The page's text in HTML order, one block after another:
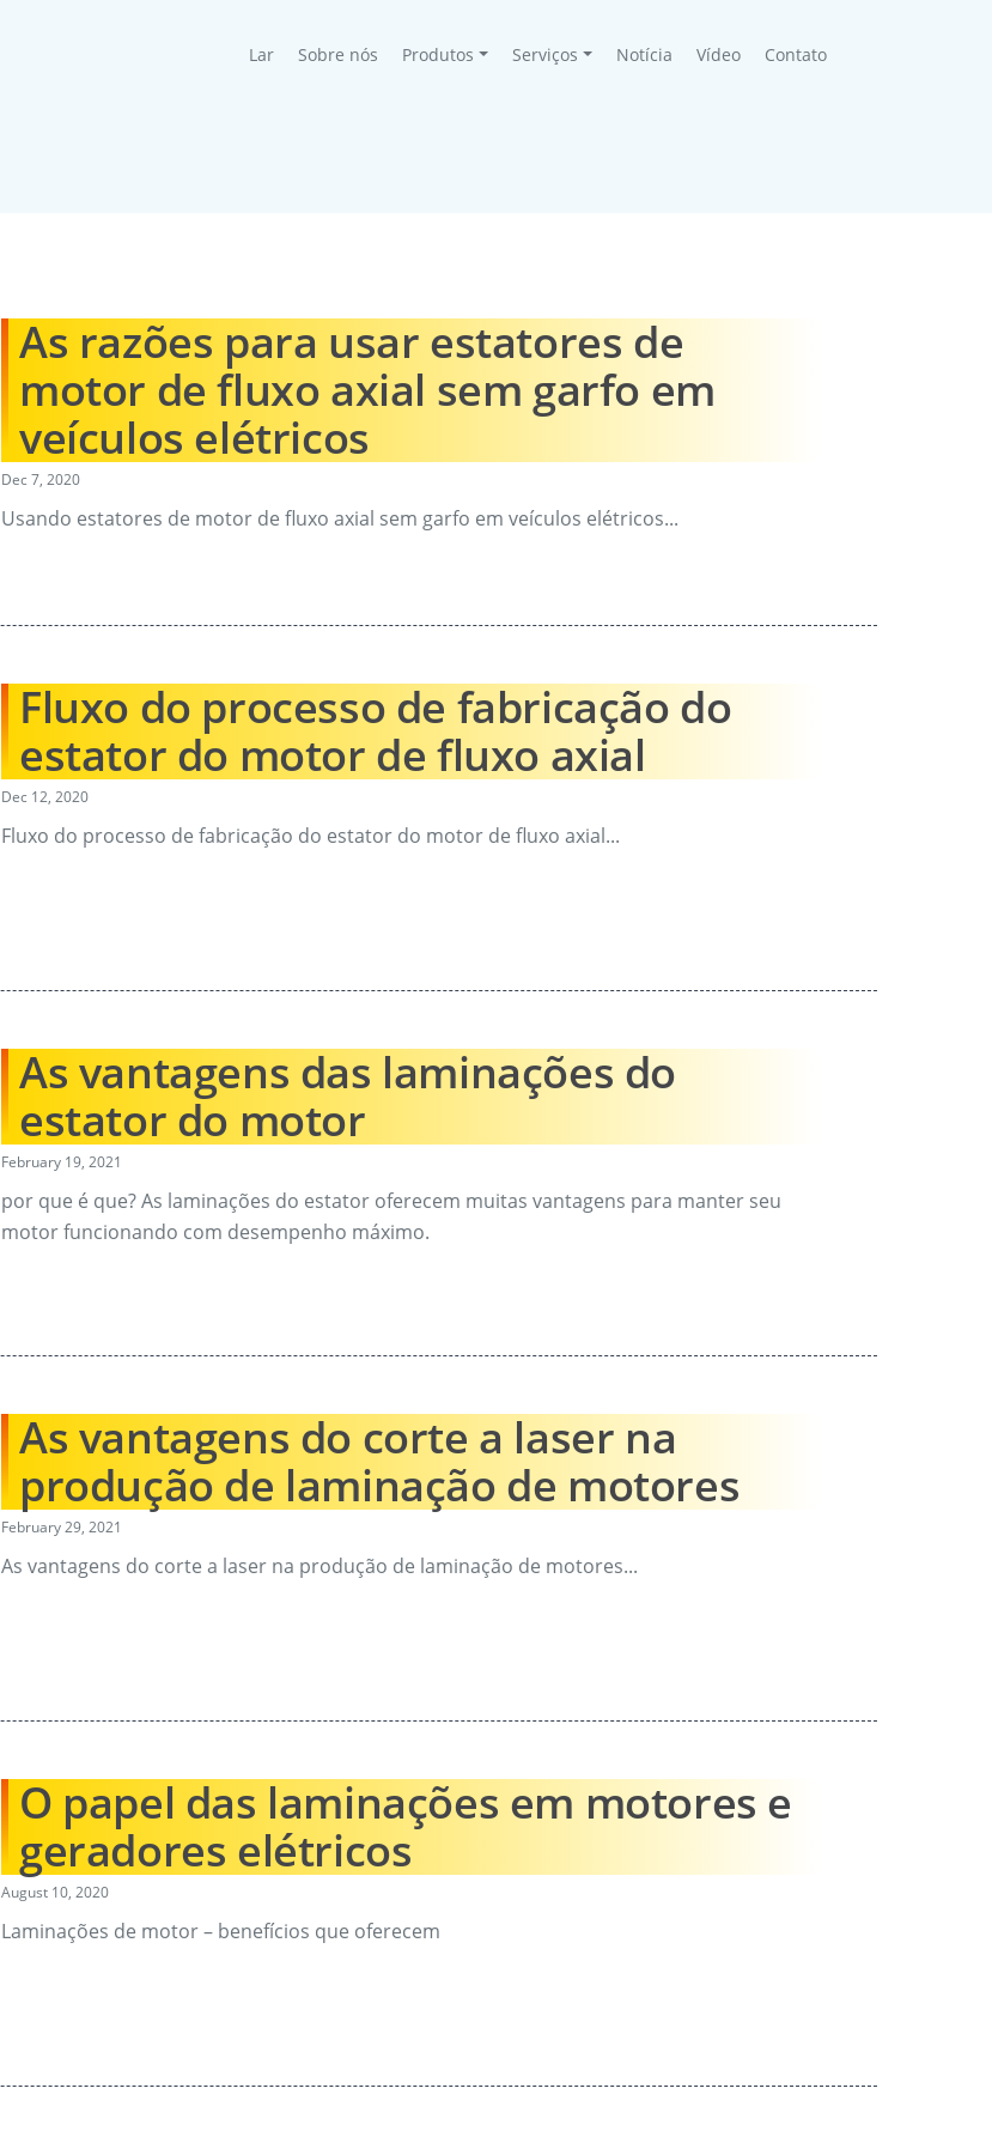
Lar(current)
Sobre nós Produtos Serviços Notícia Vídeo Contato
As razões para usar estatores de
motor de fluxo axial sem garfo em
veículos elétricos
Dec 7, 2020
Usando estatores de motor de fluxo axial sem garfo em veículos elétricos...
Fluxo do processo de fabricação do
estator do motor de fluxo axial
Dec 12, 2020
Fluxo do processo de fabricação do estator do motor de fluxo axial...
As vantagens das laminações do
estator do motor
February 19, 2021
por que é que? As laminações do estator oferecem muitas vantagens para manter seu
motor funcionando com desempenho máximo.
As vantagens do corte a laser na
produção de laminação de motores
February 29, 2021
As vantagens do corte a laser na produção de laminação de motores...
O papel das laminações em motores e
geradores elétricos
August 10, 2020
Laminações de motor – benefícios que oferecem